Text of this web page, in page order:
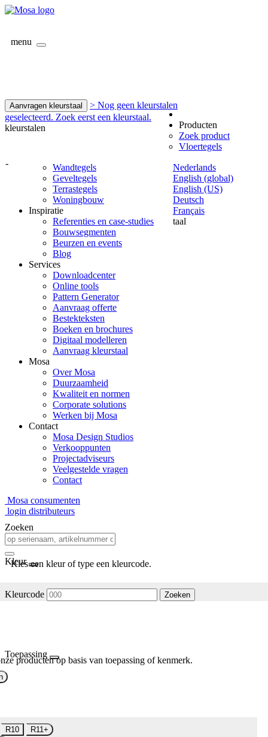
menu
Aanvragen kleurstaal
> Nog geen kleurstalen
geselecteerd. Zoek eerst een kleurstaal.
kleurstalen
-
Nederlands
English (global)
English (US)
Deutsch
Français
taal
Producten
Zoek product
Vloertegels
Wandtegels
Geveltegels
Terrastegels
Woningbouw
Inspiratie
Referenties en case-studies
Bouwsegmenten
Beurzen en events
Blog
Services
Downloadcenter
Online tools
Pattern Generator
Aanvraag offerte
Bestekteksten
Boeken en brochures
Digitaal modelleren
Aanvraag kleurstaal
Mosa
Over Mosa
Duurzaamheid
Kwaliteit en normen
Corporate solutions
Werken bij Mosa
Contact
Mosa Design Studios
Verkooppunten
Projectadviseurs
Veelgestelde vragen
Contact
Mosa consumenten
login distributeurs
Zoeken
Kleur
Kies een kleur of type een kleurcode.
Kleurcode Zoeken
Toepassing
producten op basis van toepassing of kenmerk.
R10
R11+